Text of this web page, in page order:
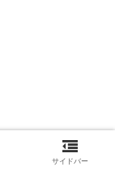
サイドバー